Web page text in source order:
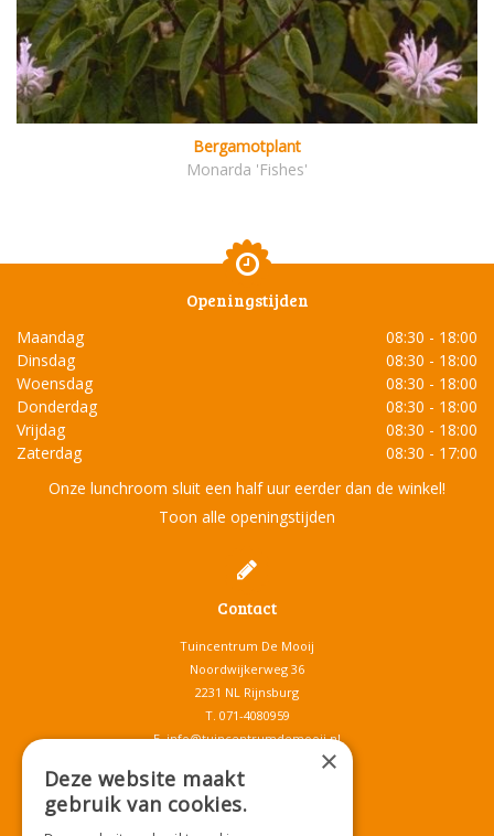
Bergamotplant
Monarda 'Fishes'
Openingstijden
Maandag
08:30 - 18:00
Dinsdag
08:30 - 18:00
Woensdag
08:30 - 18:00
Donderdag
08:30 - 18:00
Vrijdag
08:30 - 18:00
Zaterdag
08:30 - 17:00
Onze lunchroom sluit een half uur eerder dan de winkel!
Toon alle openingstijden
Contact
Tuincentrum De Mooij
Noordwijkerweg 36
2231 NL Rijnsburg
T. 071-4080959
E.info@tuincentrumdemooij.nl
Download onze App!
×
Deze website maakt
gebruik van cookies.